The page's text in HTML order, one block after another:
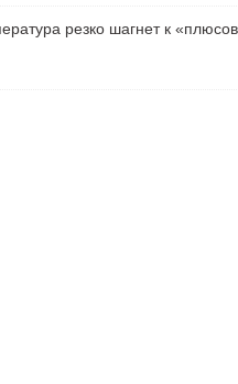
резко шагнет к